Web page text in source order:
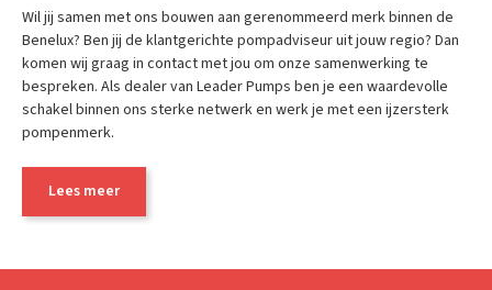
Wil jij samen met ons bouwen aan gerenommeerd merk binnen de
Benelux? Ben jij de klantgerichte pompadviseur uit jouw regio? Dan
komen wij graag in contact met jou om onze samenwerking te
bespreken. Als dealer van Leader Pumps ben je een waardevolle
schakel binnen ons sterke netwerk en werk je met een ijzersterk
pompenmerk.
Lees meer